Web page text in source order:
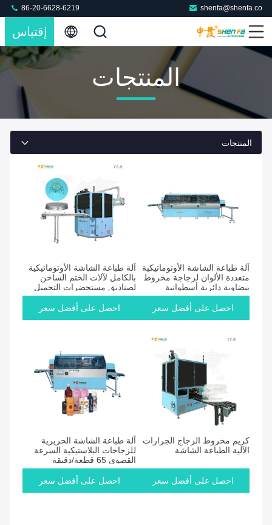
shenfa@shenfa.co
86-20-6628-6219
إقتباس
المنتجات
المنتجات
آلة طباعة الشاشة الأوتوماتيكية
متعددة الألوان لزجاجة مخروط
بيضاوية دائرية أسطوانية
احصل على أفضل سعر
آلة طباعة الشاشة الأوتوماتيكية
بالكامل لآلات الختم الساخن
لصناديق مستحضرات التجميل
وحاويات المواد الكيميائية
احصل على أفضل سعر
كريم مخروط الزجاج الجرارات
الآلية الطباعة الشاشة
احصل على أفضل سعر
آلة طباعة الشاشة الحريرية
للزجاجات البلاستيكية السرعة
القصوى 65 قطعة/دقيقة
احصل على أفضل سعر